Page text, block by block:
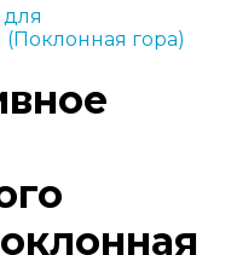
(Поклонная гора)